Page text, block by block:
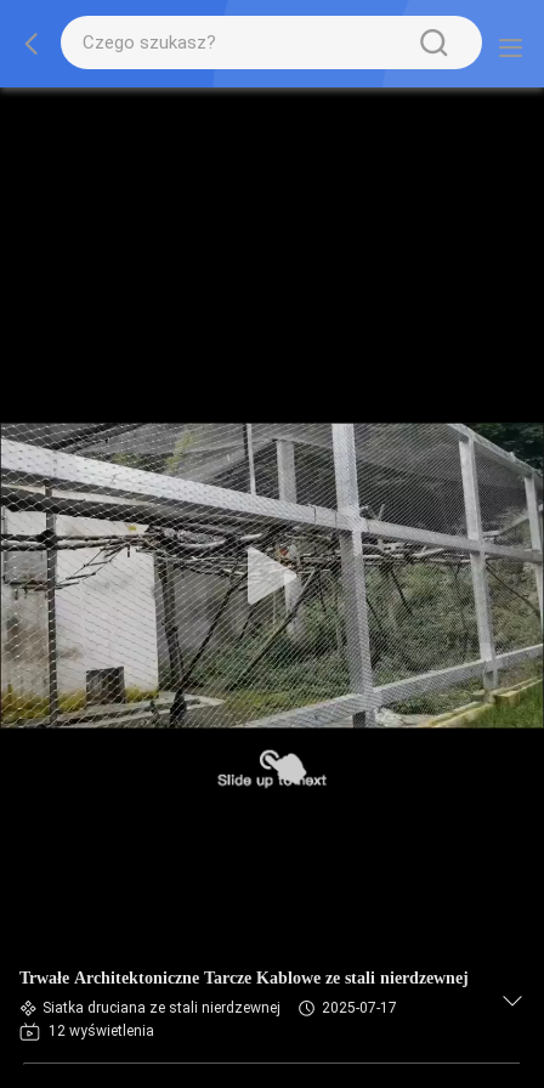
Trwałe Architektoniczne Tarcze Kablowe ze stali nierdzewnej
Siatka druciana ze stali nierdzewnej
2025-07-17
12 wyświetlenia